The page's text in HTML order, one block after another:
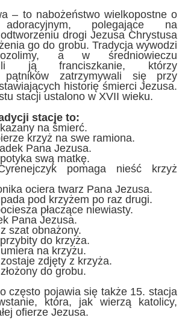
– to nabożeństwo wielkopostne o
adoracyjnym, polegające na
drogi Jezusa Chrystusa
go do grobu. Tradycja wywodzi
a w średniowieczu
ją franciszkanie, którzy
pątników zatrzymywali się przy
historię śmierci Jezusa.
stacji ustalono w XVII wieku.
stacje to:
na śmierć.
krzyż na swe ramiona.
Pana Jezusa.
swą matkę.
pomaga nieść krzyż
ociera twarz Pana Jezusa.
pod krzyżem po raz drugi.
płaczące niewiasty.
Pana Jezusa.
szat obnażony.
do krzyża.
na krzyżu.
zdjęty z krzyża.
do grobu.
często pojawia się także 15. stacja
która, jak wierzą katolicy,
ofierze Jezusa.